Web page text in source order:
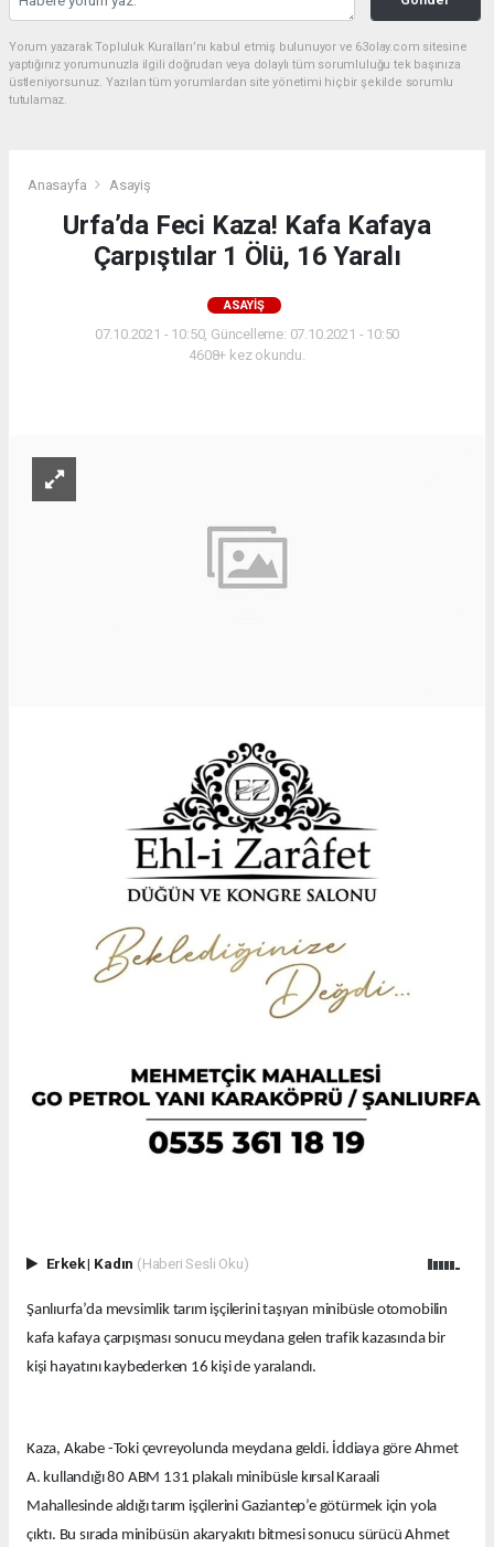
Yorum yazarak Topluluk Kuralları’nı kabul etmiş bulunuyor ve 63olay.com sitesine
yaptığınız yorumunuzla ilgili doğrudan veya dolaylı tüm sorumluluğu tek başınıza
üstleniyorsunuz. Yazılan tüm yorumlardan site yönetimi hiçbir şekilde sorumlu
tutulamaz.
Anasayfa Asayiş
Urfa’da Feci Kaza! Kafa Kafaya
Çarpıştılar 1 Ölü, 16 Yaralı
ASAYIŞ
07.10.2021 - 10:50, Güncelleme: 07.10.2021 - 10:50
4608+ kez okundu.
Erkek| Kadın (Haberi Sesli Oku)
Şanlıurfa’da mevsimlik tarım işçilerini taşıyan minibüsle otomobilin
kafa kafaya çarpışması sonucu meydana gelen trafik kazasında bir
kişi hayatını kaybederken 16 kişi de yaralandı.
Kaza, Akabe -Toki çevreyolunda meydana geldi. İddiaya göre Ahmet
A. kullandığı 80 ABM 131 plakalı minibüsle kırsal Karaali
Mahallesinde aldığı tarım işçilerini Gaziantep’e götürmek için yola
çıktı. Bu sırada minibüsün akaryakıtı bitmesi sonucu sürücü Ahmet